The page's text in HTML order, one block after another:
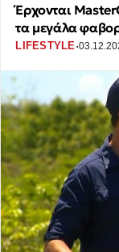
Έρχονται
τα μεγάλα
LIFESTYLE·